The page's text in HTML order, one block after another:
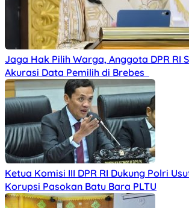
Jaga Hak Pilih Warga, Anggota DPR RI
Akurasi Data Pemilih di Brebes
Ketua Komisi III DPR RI Dukung Polri
Korupsi Pasokan Batu Bara PLTU